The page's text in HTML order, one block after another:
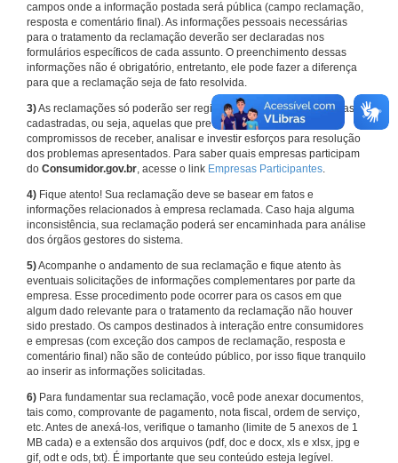
campos onde a informação postada será pública (campo reclamação,
resposta e comentário final). As informações pessoais necessárias
para o tratamento da reclamação deverão ser declaradas nos
formulários específicos de cada assunto. O preenchimento dessas
informações não é obrigatório, entretanto, ele pode fazer a diferença
para que a reclamação seja de fato resolvida.
3)As reclamações só poderão ser registradas em face de empresas
cadastradas, ou seja, aquelas que previamente assumiram
compromissos de receber, analisar e investir esforços para resolução
dos problemas apresentados. Para saber quais empresas participam
do Consumidor.gov.br, acesse o link Empresas Participantes.
4) Fique atento! Sua reclamação deve se basear em fatos e
informações relacionados à empresa reclamada. Caso haja alguma
inconsistência, sua reclamação poderá ser encaminhada para análise
dos órgãos gestores do sistema.
5)Acompanhe o andamento de sua reclamação e fique atento às
eventuais solicitações de informações complementares por parte da
empresa. Esse procedimento pode ocorrer para os casos em que
algum dado relevante para o tratamento da reclamação não houver
sido prestado. Os campos destinados à interação entre consumidores
e empresas (com exceção dos campos de reclamação, resposta e
comentário final) não são de conteúdo público, por isso fique tranquilo
ao inserir as informações solicitadas.
6) Para fundamentar sua reclamação, você pode anexar documentos,
tais como, comprovante de pagamento, nota fiscal, ordem de serviço,
etc. Antes de anexá-los, verifique o tamanho (limite de 5 anexos de 1
MB cada) e a extensão dos arquivos (pdf, doc e docx, xls e xlsx, jpg e
gif, odt e ods, txt). É importante que seu conteúdo esteja legível.